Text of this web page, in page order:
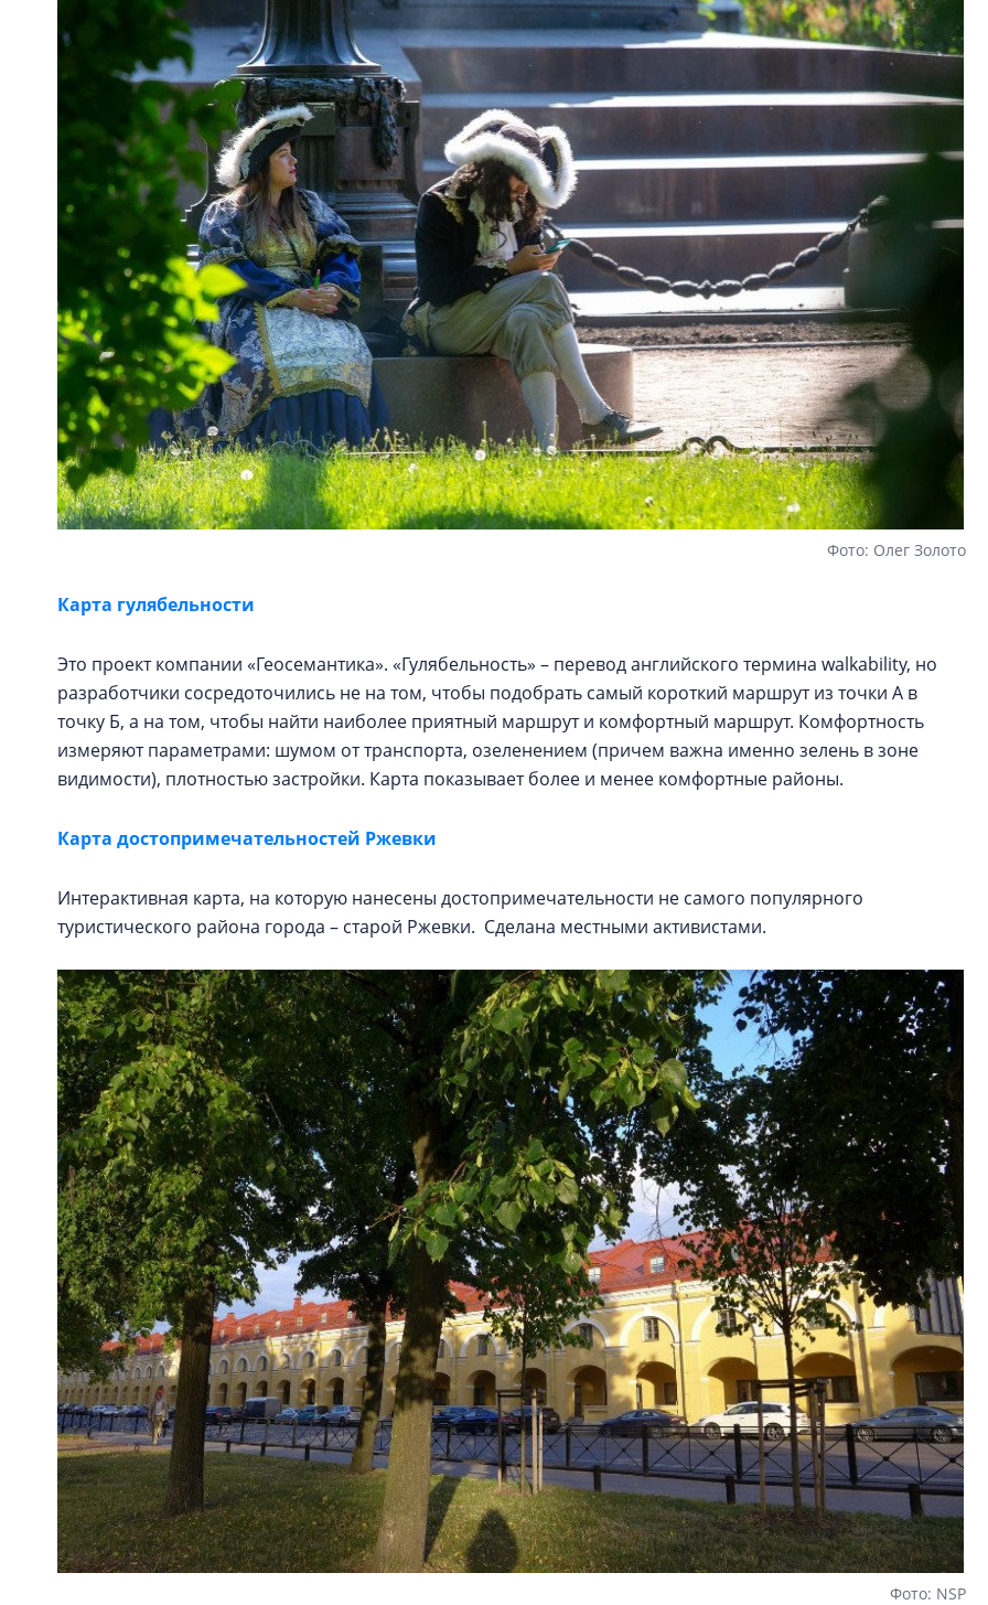
Фото: Олег Золото
Карта гулябельности
Это проект компании «Геосемантика». «Гулябельность» – перевод английского термина walkability, но
разработчики сосредоточились не на том, чтобы подобрать самый короткий маршрут из точки А в
точку Б, а на том, чтобы найти наиболее приятный маршрут и комфортный маршрут. Комфортность
измеряют параметрами: шумом от транспорта, озеленением (причем важна именно зелень в зоне
видимости), плотностью застройки. Карта показывает более и менее комфортные районы.
Карта достопримечательностей Ржевки
Интерактивная карта, на которую нанесены достопримечательности не самого популярного
туристического района города – старой Ржевки. Сделана местными активистами.
Фото: NSP
КЕЙПОРТ